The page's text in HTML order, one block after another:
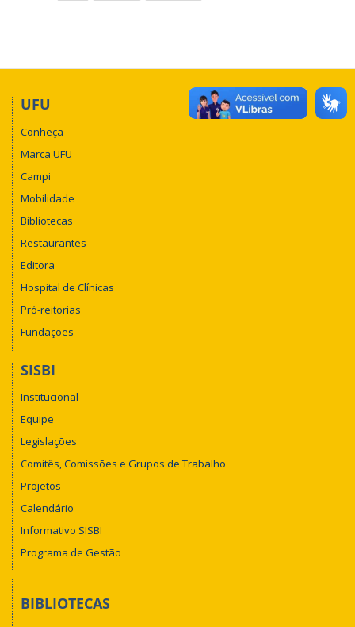
UFU
Conheça
Marca UFU
Campi
Mobilidade
Bibliotecas
Restaurantes
Editora
Hospital de Clínicas
Pró-reitorias
Fundações
SISBI
Institucional
Equipe
Legislações
Comitês, Comissões e Grupos de Trabalho
Projetos
Calendário
Informativo SISBI
Programa de Gestão
BIBLIOTECAS